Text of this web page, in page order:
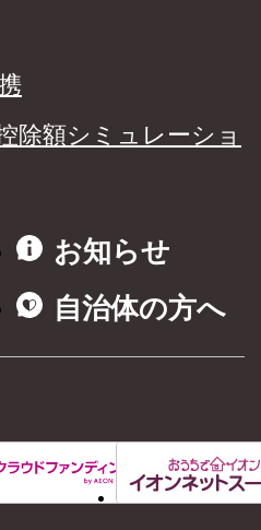
除額シミュレーショ
お知らせ
自治体の方へ